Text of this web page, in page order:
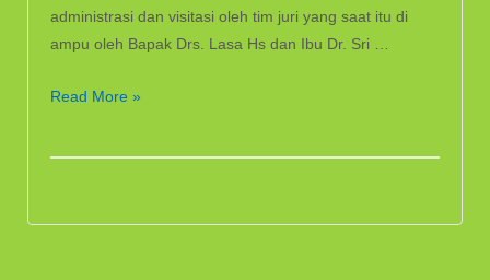
administrasi dan visitasi oleh tim juri yang saat itu di
ampu oleh Bapak Drs. Lasa Hs dan Ibu Dr. Sri …
PERPUSTAKAAN
Read More »